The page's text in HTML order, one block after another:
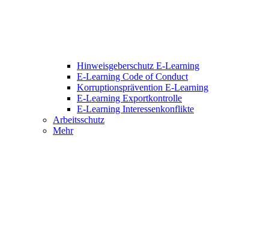
Hinweisgeberschutz E-Learning
E-Learning Code of Conduct
Korruptionsprävention E-Learning
E-Learning Exportkontrolle
E-Learning Interessenkonflikte
Arbeitsschutz
Mehr